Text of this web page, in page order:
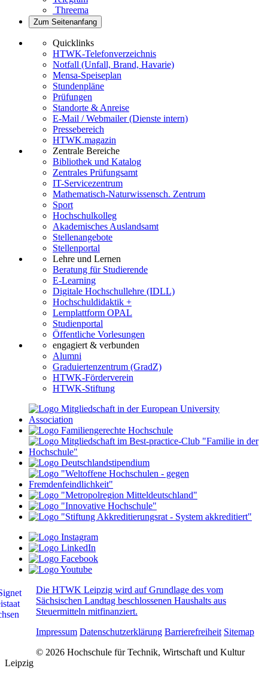
Threema
Zum Seitenanfang
Quicklinks
HTWK-Telefonverzeichnis
Notfall (Unfall, Brand, Havarie)
Mensa-Speiseplan
Stundenpläne
Prüfungen
Standorte & Anreise
E-Mail / Webmailer (Dienste intern)
Pressebereich
HTWK.magazin
Zentrale Bereiche
Bibliothek und Katalog
Zentrales Prüfungsamt
IT-Servicezentrum
Mathematisch-Naturwissensch. Zentrum
Sport
Hochschulkolleg
Akademisches Auslandsamt
Stellenangebote
Stellenportal
Lehre und Lernen
Beratung für Studierende
E-Learning
Digitale Hochschullehre (IDLL)
Hochschuldidaktik +
Lernplattform OPAL
Studienportal
Öffentliche Vorlesungen
engagiert & verbunden
Alumni
Graduiertenzentrum (GradZ)
HTWK-Förderverein
HTWK-Stiftung
Die HTWK Leipzig wird auf Grundlage des vom
Sächsischen Landtag beschlossenen Haushalts aus
Steuermitteln mitfinanziert.
Impressum Datenschutzerklärung Barrierefreiheit Sitemap
© 2026 Hochschule für Technik, Wirtschaft und Kultur
Leipzig